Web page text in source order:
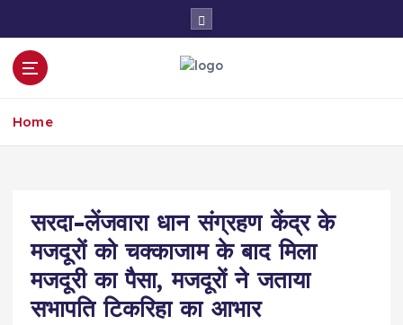
Home
सरदा-लेंजवारा धान संग्रहण केंद्र के
मजदूरों को चक्काजाम के बाद मिला
मजदूरी का पैसा, मजदूरों ने जताया
सभापति टिकरिहा का आभार